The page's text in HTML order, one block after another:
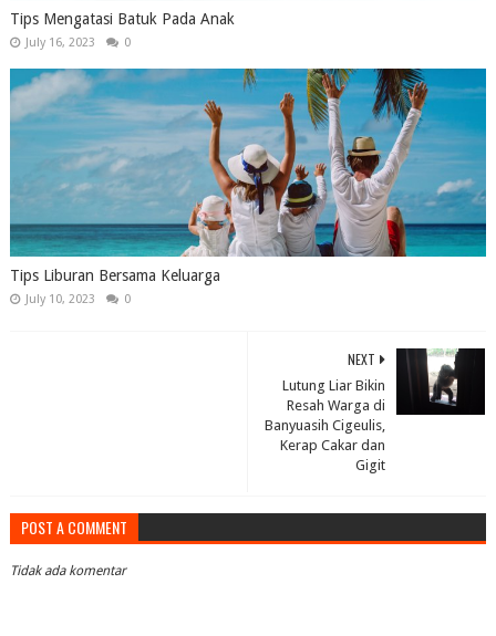
Tips Mengatasi Batuk Pada Anak
July 16, 2023 0
Tips Liburan Bersama Keluarga
July 10, 2023 0
NEXT
Lutung Liar Bikin
Resah Warga di
Banyuasih Cigeulis,
Kerap Cakar dan
Gigit
POST A COMMENT
Tidak ada komentar